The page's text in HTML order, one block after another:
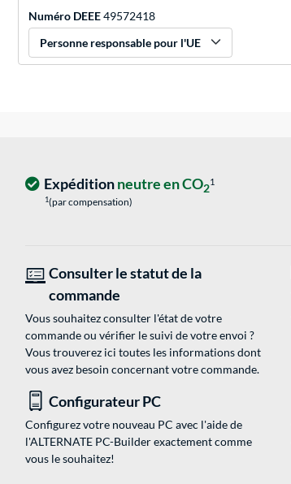
Numéro DEEE49572418
Personne responsable pour l'UE
Expéditionneutre en CO21
1(par compensation)
Consulter le statut de la
commande
Vous souhaitez consulter l'état de votre
commande ou vérifier le suivi de votre envoi ?
Vous trouverez ici toutes les informations dont
vous avez besoin concernant votre commande.
Configurateur PC
Configurez votre nouveau PC avec l'aide de
l'ALTERNATE PC-Builder exactement comme
vous le souhaitez!